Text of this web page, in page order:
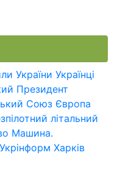
України Українці
Президент
Союз Європа
літальний
Машина.
Укрінформ Харків